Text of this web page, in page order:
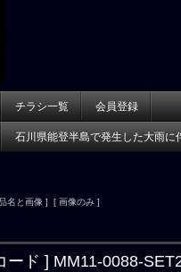
チラシ一覧 会員登録
石川県能登半島で発生した大雨に
名と画像 ] [ 画像のみ ]
ード ] MM11-0088-